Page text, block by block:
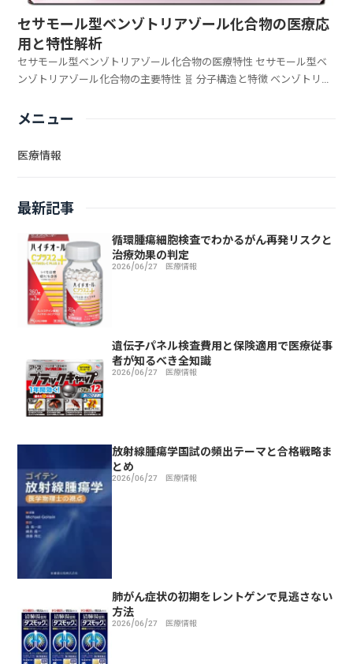
セサモール型ベンゾトリアゾール化合物の医療応
用と特性解析
セサモール型ベンゾトリアゾール化合物の医療特性 セサモール型ベ
ンゾトリアゾール化合物の主要特性 🧬 分子構造と特徴 ベンゾトリア
メニュー
医療情報
最新記事
循環腫瘍細胞検査でわかるがん再発リスクと
治療効果の判定
2026/06/27 医療情報
遺伝子パネル検査費用と保険適用で医療従事
者が知るべき全知識
2026/06/27 医療情報
放射線腫瘍学国試の頻出テーマと合格戦略ま
とめ
2026/06/27 医療情報
肺がん症状の初期をレントゲンで見逃さない
方法
2026/06/27 医療情報